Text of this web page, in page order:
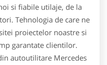
si fiabile utilaje, de la
Tehnologia de care ne
proiectelor noastre si
garantate clientilor.
autoutilitare Mercedes